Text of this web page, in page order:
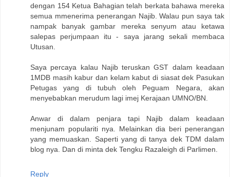
dengan 154 Ketua Bahagian telah berkata bahawa mereka
semua mmenerima penerangan Najib. Walau pun saya tak
nampak banyak gambar mereka senyum atau ketawa
salepas perjumpaan itu - saya jarang sekali membaca
Utusan.
Saya percaya kalau Najib teruskan GST dalam keadaan
1MDB masih kabur dan kelam kabut di siasat dek Pasukan
Petugas yang di tubuh oleh Peguam Negara, akan
menyebabkan merudum lagi imej Kerajaan UMNO/BN.
Anwar di dalam penjara tapi Najib dalam keadaan
menjunam populariti nya. Melainkan dia beri penerangan
yang memuaskan. Saperti yang di tanya dek TDM dalam
blog nya. Dan di minta dek Tengku Razaleigh di Parlimen.
Reply